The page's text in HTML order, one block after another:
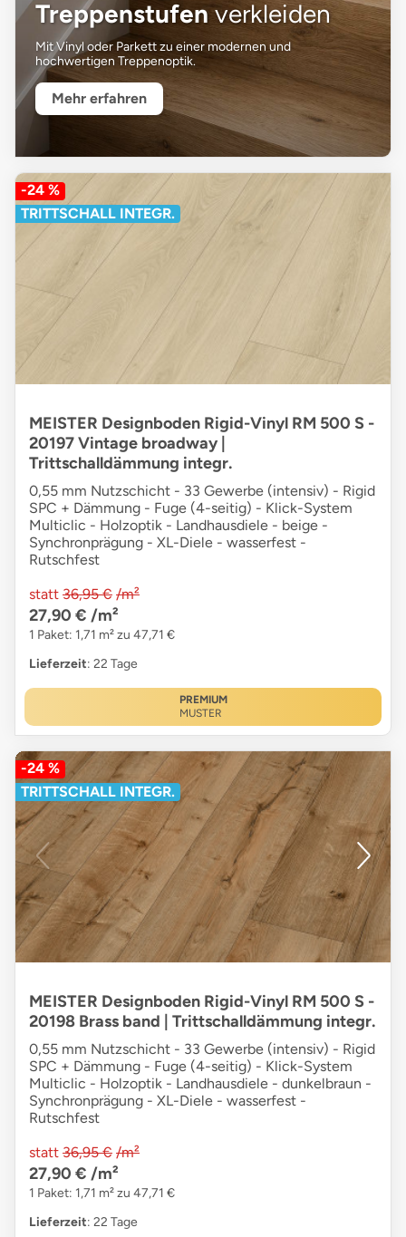
Treppenstufenverkleiden
Mit Vinyl oder Parkett zu einer modernen und
hochwertigen Treppenoptik.
Mehr erfahren
-24 %
TRITTSCHALL INTEGR.
MEISTER Designboden Rigid-Vinyl RM 500 S -
20197 Vintage broadway |
Trittschalldämmung integr.
0,55 mm Nutzschicht - 33 Gewerbe (intensiv) - Rigid
SPC + Dämmung - Fuge (4-seitig) - Klick-System
Multiclic - Holzoptik - Landhausdiele - beige -
Synchronprägung - XL-Diele - wasserfest -
Rutschfest
statt 36,95 € /m²
27,90 € /m²
1 Paket: 1,71 m² zu 47,71 €
Lieferzeit: 22 Tage
PREMIUM
MUSTER
-24 %
TRITTSCHALL INTEGR.
MEISTER Designboden Rigid-Vinyl RM 500 S -
20198 Brass band | Trittschalldämmung integr.
0,55 mm Nutzschicht - 33 Gewerbe (intensiv) - Rigid
SPC + Dämmung - Fuge (4-seitig) - Klick-System
Multiclic - Holzoptik - Landhausdiele - dunkelbraun -
Synchronprägung - XL-Diele - wasserfest -
Rutschfest
statt 36,95 € /m²
27,90 € /m²
1 Paket: 1,71 m² zu 47,71 €
Lieferzeit: 22 Tage